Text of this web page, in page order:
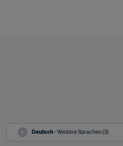
Deutsch - Weitere Sprachen (3)